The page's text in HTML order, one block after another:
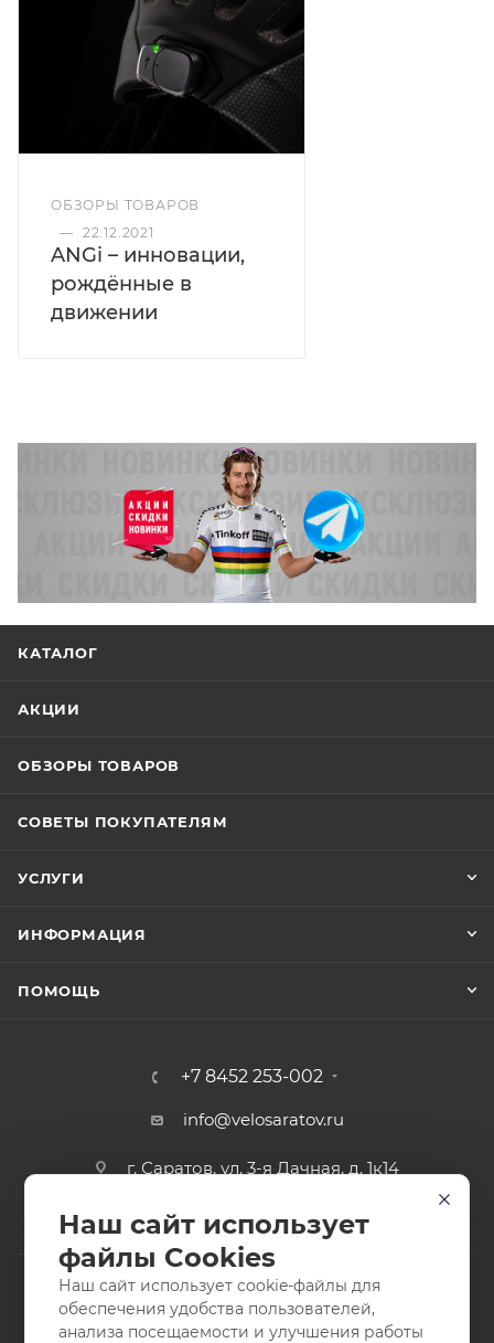
ОБЗОРЫ ТОВАРОВ
— 22.12.2021
ANGi – инновации,
рождённые в
движении
КАТАЛОГ
АКЦИИ
ОБЗОРЫ ТОВАРОВ
СОВЕТЫ ПОКУПАТЕЛЯМ
УСЛУГИ
ИНФОРМАЦИЯ
ПОМОЩЬ
+7 8452 253-002
info@velosaratov.ru
г. Саратов, ул. 3-я Дачная, д. 1к14
2011-2026 © интернет-магазин спортивных товаров
Наш сайт использует
файлы Cookies
Наш сайт использует cookie-файлы для
обеспечения удобства пользователей,
анализа посещаемости и улучшения работы